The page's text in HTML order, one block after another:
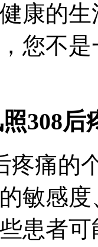
康的
您不
308后
疼痛的
敏感
患者